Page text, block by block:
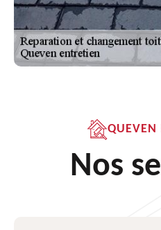
QUEVEN
Nos